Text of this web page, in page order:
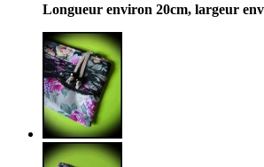
Longueur environ 20cm, largeur